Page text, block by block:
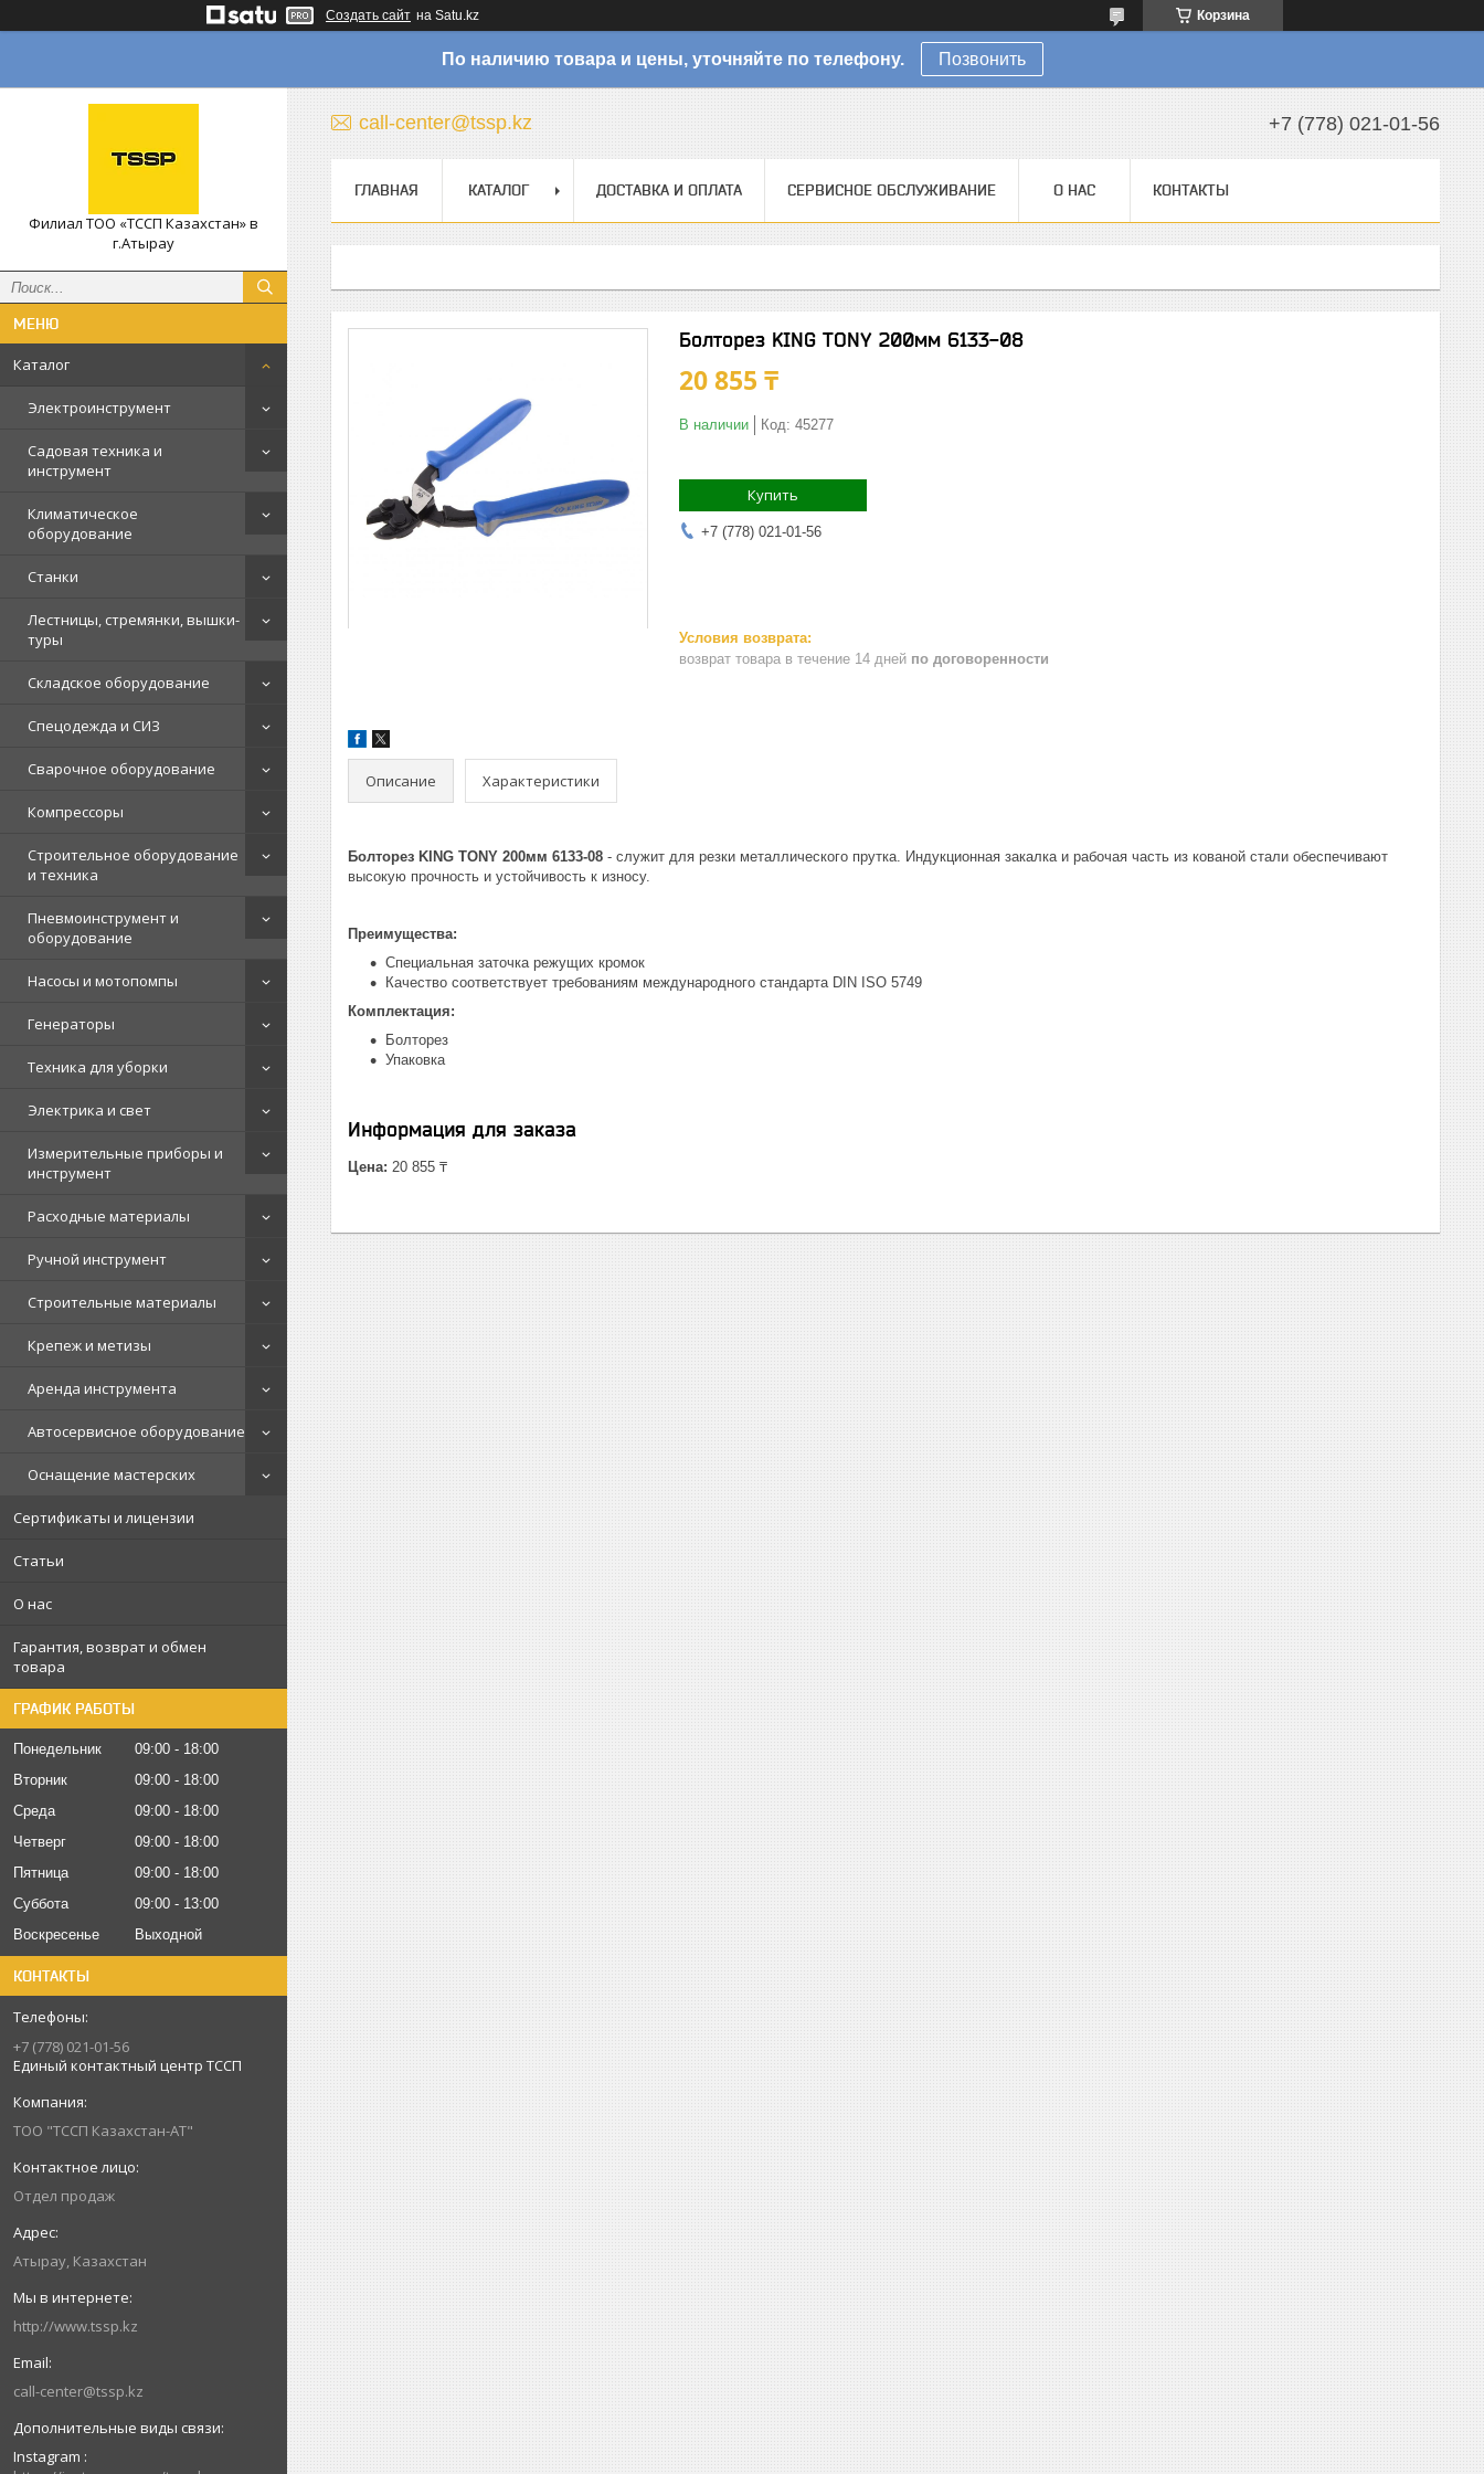
Создать сайт на Satu.kz Корзина
По наличию товара и цены, уточняйте по телефону. Позвонить
Филиал ТОО «ТССП Казахстан» в
г.Атырау
Каталог
Электроинструмент
Садовая техника и
инструмент
Климатическое
оборудование
Станки
Лестницы, стремянки, вышки-
туры
Складское оборудование
Спецодежда и СИЗ
Сварочное оборудование
Компрессоры
Строительное оборудование
и техника
Пневмоинструмент и
оборудование
Насосы и мотопомпы
Генераторы
Техника для уборки
Электрика и свет
Измерительные приборы и
инструмент
Расходные материалы
Ручной инструмент
Строительные материалы
Крепеж и метизы
Аренда инструмента
Автосервисное оборудование
Оснащение мастерских
Сертификаты и лицензии
Статьи
О нас
Гарантия, возврат и обмен
товара
ГРАФИК РАБОТЫ
Понедельник 09:00
18:00
Вторник
09:00
18:00
Среда
09:00
18:00
Четверг
09:00
18:00
Пятница
09:00
18:00
Суббота
09:00
13:00
Воскресенье
Выходной
КОНТАКТЫ
+7 (778) 021-01-56
Единый контактный центр ТССП
ТОО "ТССП Казахстан-АТ"
Отдел продаж
Атырау, Казахстан
http://www.tssp.kz
call-center@tssp.kz
Instagram
call-center@tssp.kz +7 (778) 021-01-56
ГЛАВНАЯ КАТАЛОГ ДОСТАВКА И ОПЛАТА СЕРВИСНОЕ ОБСЛУЖИВАНИЕ О НАС КОНТАКТЫ
Болторез KING TONY 200мм 6133-08
20 855 ₸
В наличии Код: 45277
Купить
+7 (778) 021-01-56
возврат товара в течение 14 дней по договоренности
Описание Характеристики
Болторез KING TONY 200мм 6133-08 - служит для резки металлического прутка. Индукционная закалка и рабочая часть из кованой стали обеспечивают
высокую прочность и устойчивость к износу.
Преимущества:
Специальная заточка режущих кромок
Качество соответствует требованиям международного стандарта DIN ISO 5749
Комплектация:
Болторез
Упаковка
Информация для заказа
Цена: 20 855 ₸